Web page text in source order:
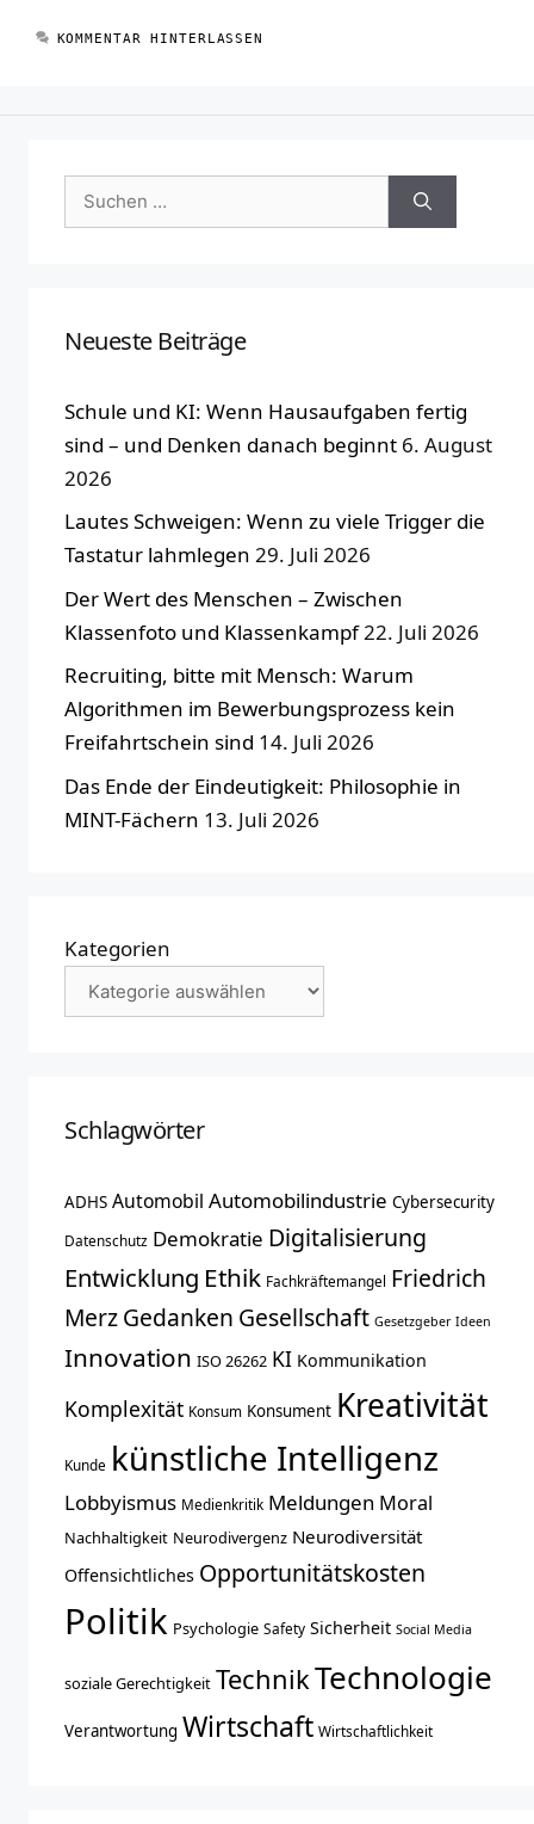
KOMMENTAR HINTERLASSEN
Suchen
nach:
Neueste Beiträge
Schule und KI: Wenn Hausaufgaben fertig
sind – und Denken danach beginnt 6. August
2026
Lautes Schweigen: Wenn zu viele Trigger die
Tastatur lahmlegen 29. Juli 2026
Der Wert des Menschen – Zwischen
Klassenfoto und Klassenkampf22. Juli 2026
Recruiting, bitte mit Mensch: Warum
Algorithmen im Bewerbungsprozess kein
Freifahrtschein sind 14. Juli 2026
Das Ende der Eindeutigkeit: Philosophie in
MINT-Fächern 13. Juli 2026
Kategorien
Schlagwörter
ADHS Automobil Automobilindustrie Cybersecurity
Datenschutz Demokratie Digitalisierung
Entwicklung Ethik Fachkräftemangel Friedrich
MerzGedanken Gesellschaft Gesetzgeber Ideen
Innovation ISO 26262 KI Kommunikation
Komplexität Konsum Konsument Kreativität
Kunde künstliche Intelligenz
Lobbyismus Medienkritik Meldungen Moral
Nachhaltigkeit Neurodivergenz Neurodiversität
Offensichtliches Opportunitätskosten
Politik Psychologie Safety Sicherheit Social Media
soziale Gerechtigkeit TechnikTechnologie
Verantwortung Wirtschaft Wirtschaftlichkeit